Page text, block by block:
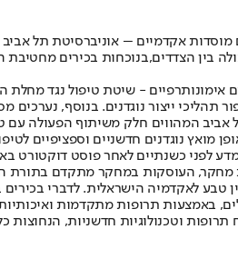
מוסדות אקדמיים – אוניברסיטת תל
בין הצדדים,בנוכחות בכירים
- שיטת טיפול נגד
ייצור נוגדנים. בנוסף,
אביב המהווים חלק משיתוף הפעולה עם
נוגדנים חדשניים וספציפיים
לפני כשנתיים לאחר פוסט דוקטורט
מחקר, העוסקות במחקר מתקדם בתורת
טבע לאקדמיה הישראלית. לדברי
באמצעות תרופות מתקדמות
וטכנולוגיות חדשניות,